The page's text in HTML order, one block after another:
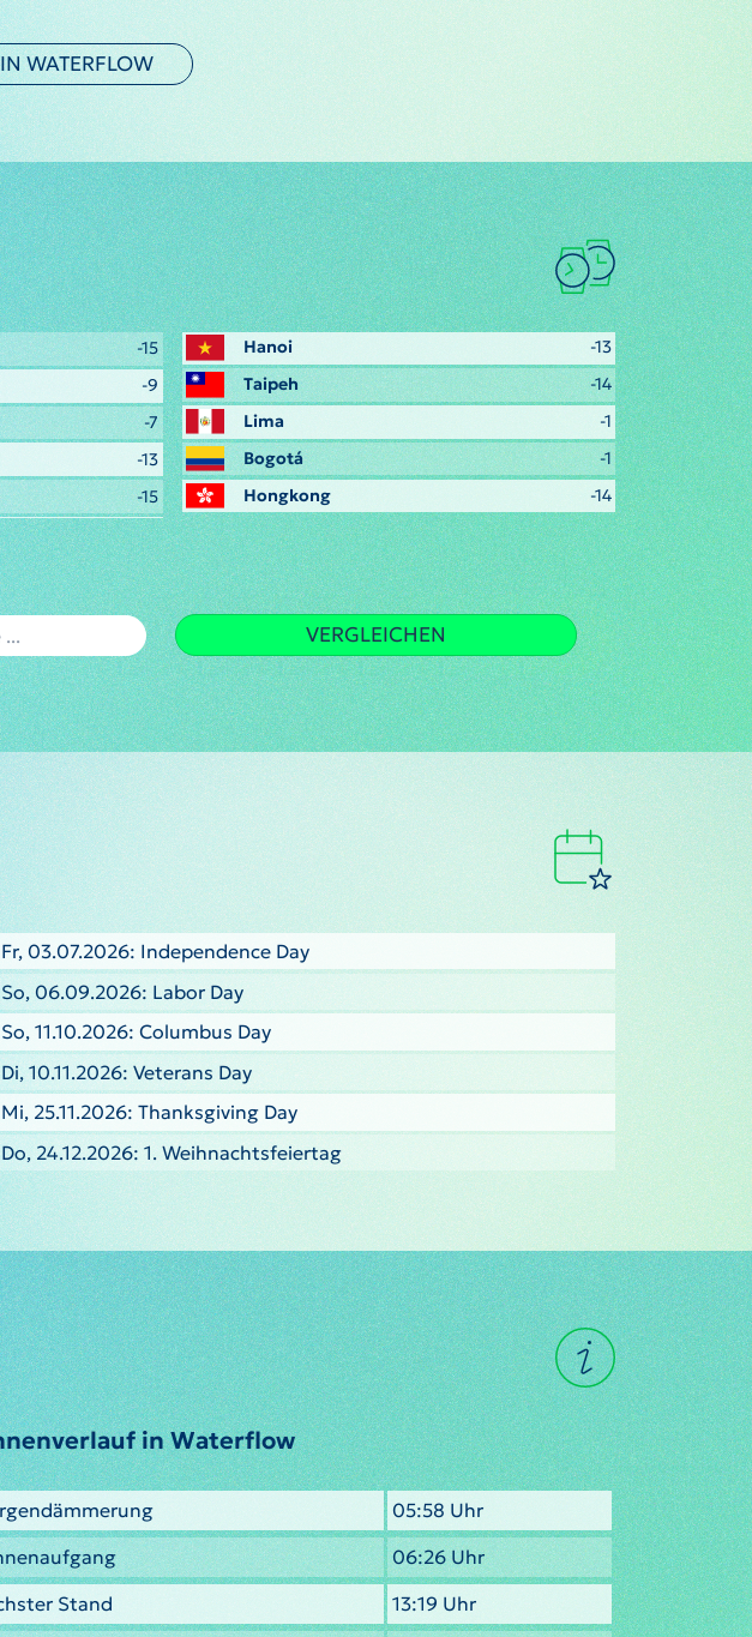
WATERFLOW
-15
-9
-7
-13
-15
Hanoi
-13
Taipeh
-14
Lima
-1
Bogotá
-1
Hongkong
-14
VERGLEICHEN
Fr, 03.07.2026: Independence Day
So, 06.09.2026: Labor Day
So, 11.10.2026: Columbus Day
Di, 10.11.2026: Veterans Day
Mi, 25.11.2026: Thanksgiving Day
Do, 24.12.2026: 1. Weihnachtsfeiertag
in Waterflow
05:58 Uhr
06:26 Uhr
Stand
13:19 Uhr